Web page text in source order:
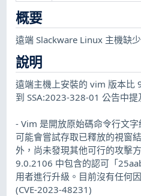
概要
遠端 Slackware Linux 主機缺
說明
遠端主機上安裝的 vim 版本比
到 SSA:2023-328-01 公告中提
- Vim 是開放原始碼命令行文
可能會嘗試存取已釋放的視窗
外，尚未發現其他可行的攻擊
9.0.2106 中包含的認可「
用者進行升級。目前沒有任何
(CVE-2023-48231)